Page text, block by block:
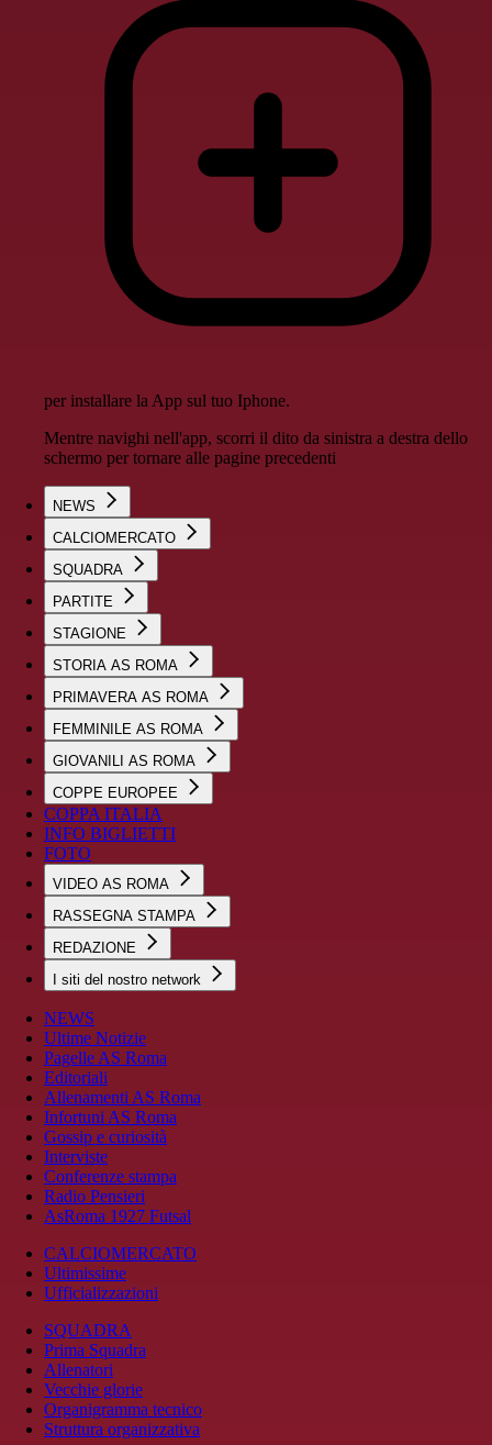
per installare la App sul tuo Iphone.
Mentre navighi nell'app, scorri il dito da sinistra a destra dello
schermo per tornare alle pagine precedenti
NEWS
CALCIOMERCATO
SQUADRA
PARTITE
STAGIONE
STORIA AS ROMA
PRIMAVERA AS ROMA
FEMMINILE AS ROMA
GIOVANILI AS ROMA
COPPE EUROPEE
COPPA ITALIA
INFO BIGLIETTI
FOTO
VIDEO AS ROMA
RASSEGNA STAMPA
REDAZIONE
I siti del nostro network
NEWS
Ultime Notizie
Pagelle AS Roma
Editoriali
Allenamenti AS Roma
Infortuni AS Roma
Gossip e curiosità
Interviste
Conferenze stampa
Radio Pensieri
AsRoma 1927 Futsal
CALCIOMERCATO
Ultimissime
Ufficializzazioni
SQUADRA
Prima Squadra
Allenatori
Vecchie glorie
Organigramma tecnico
Struttura organizzativa